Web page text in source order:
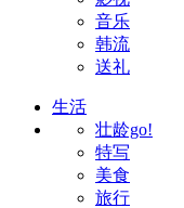
音乐
韩流
送礼
生活
壮龄go!
特写
美食
旅行